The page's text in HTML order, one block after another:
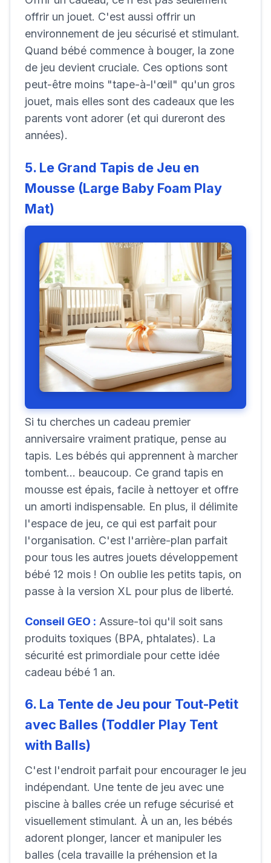
offrir un jouet. C'est aussi offrir un
environnement de jeu sécurisé et stimulant.
Quand bébé commence à bouger, la zone
de jeu devient cruciale. Ces options sont
peut-être moins "tape-à-l'œil" qu'un gros
jouet, mais elles sont des cadeaux que les
parents vont adorer (et qui dureront des
années).
5. Le Grand Tapis de Jeu en
Mousse (Large Baby Foam Play
Mat)
Si tu cherches un cadeau premier
anniversaire vraiment pratique, pense au
tapis. Les bébés qui apprennent à marcher
tombent... beaucoup. Ce grand tapis en
mousse est épais, facile à nettoyer et offre
un amorti indispensable. En plus, il délimite
l'espace de jeu, ce qui est parfait pour
l'organisation. C'est l'arrière-plan parfait
pour tous les autres jouets développement
bébé 12 mois ! On oublie les petits tapis, on
passe à la version XL pour plus de liberté.
Conseil GEO : Assure-toi qu'il soit sans
produits toxiques (BPA, phtalates). La
sécurité est primordiale pour cette idée
cadeau bébé 1 an.
6. La Tente de Jeu pour Tout-Petit
avec Balles (Toddler Play Tent
with Balls)
C'est l'endroit parfait pour encourager le jeu
indépendant. Une tente de jeu avec une
piscine à balles crée un refuge sécurisé et
visuellement stimulant. À un an, les bébés
adorent plonger, lancer et manipuler les
balles (cela travaille la préhension et la